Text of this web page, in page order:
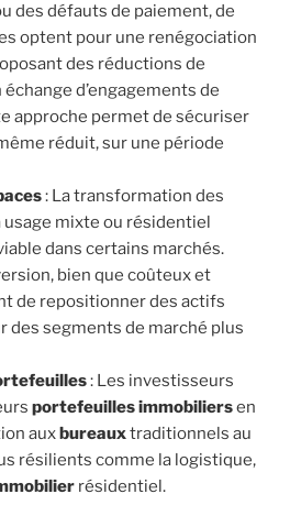
des défauts de paiement, de
optent pour une renégociation
des réductions de
d’engagements de
approche permet de sécuriser
réduit, sur une période
: La transformation des
usage mixte ou résidentiel
dans certains marchés.
bien que coûteux et
de repositionner des actifs
des segments de marché plus
: Les investisseurs
portefeuilles immobiliersen
auxbureauxtraditionnels au
résilients comme la logistique,
résidentiel.